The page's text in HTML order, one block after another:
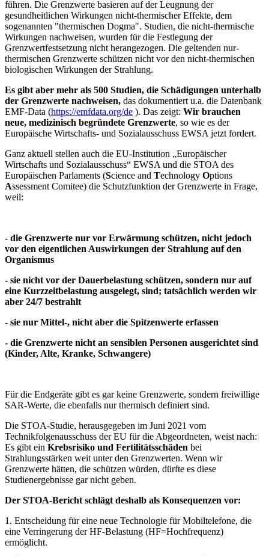
führen. Die Grenzwerte basieren auf der Leugnung der
gesundheitlichen Wirkungen nicht-thermischer Effekte, dem
sogenannten "thermischen Dogma". Studien, die nicht-thermische
Wirkungen nachweisen, wurden für die Festlegung der
Grenzwertfestsetzung nicht herangezogen. Die geltenden nur-
thermischen Grenzwerte schützen nicht vor den nicht-thermischen
biologischen Wirkungen der Strahlung.
Es gibt aber mehr als 500 Studien, die Schädigungen unterhalb
der Grenzwerte nachweisen, das dokumentiert u.a. die Datenbank
EMF-Data (https://emfdata.org/de ). Das zeigt: Wir brauchen
neue, medizinisch begründete Grenzwerte, so wie es der
Europäische Wirtschafts- und Sozialausschuss EWSA jetzt fordert.
Ganz aktuell stellen auch die EU-Institution „Europäischer
Wirtschafts und Sozialausschuss“ EWSA und die STOA des
Europäischen Parlaments (Science and Technology Options
Assessment Comitee) die Schutzfunktion der Grenzwerte in Frage,
weil:
- die Grenzwerte nur vor Erwärmung schützen, nicht jedoch
vor den eigentlichen Auswirkungen der Strahlung auf den
Organismus
- sie nicht vor der Dauerbelastung schützen, sondern nur auf
eine Kurzzeitbelastung ausgelegt, sind; tatsächlich werden wir
aber 24/7 bestrahlt
- sie nur Mittel-, nicht aber die Spitzenwerte erfassen
- die Grenzwerte nicht an sensiblen Personen ausgerichtet sind
(Kinder, Alte, Kranke, Schwangere)
Für die Endgeräte gibt es gar keine Grenzwerte, sondern freiwillige
SAR-Werte, die ebenfalls nur thermisch definiert sind.
Die STOA-Studie, herausgegeben im Juni 2021 vom
Technikfolgenausschuss der EU für die Abgeordneten, weist nach:
Es gibt ein Krebsrisiko und Fertilitätsschäden bei
Strahlungsstärken weit unter den Grenzwerten. Wenn wir
Grenzwerte hätten, die schützen würden, dürfte es diese
Studienergebnisse gar nicht geben.
Der STOA-Bericht schlägt deshalb als Konsequenzen vor:
1. Entscheidung für eine neue Technologie für Mobiltelefone, die
eine Verringerung der HF-Belastung (HF=Hochfrequenz)
ermöglicht.